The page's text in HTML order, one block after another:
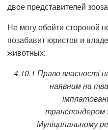
двое представителей
Не могу обойти стороной
позабавит юристов и
животных:
4.10.1 Право власності
наявним на
транспондером
Муніципальному